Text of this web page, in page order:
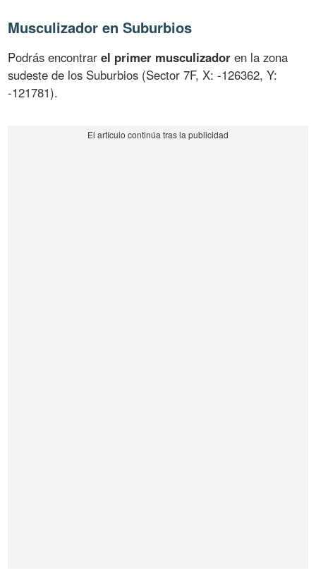
Musculizador en Suburbios
Podrás encontrarel primer musculizador en la zona
sudeste de los Suburbios (Sector 7F, X: -126362, Y:
-121781).